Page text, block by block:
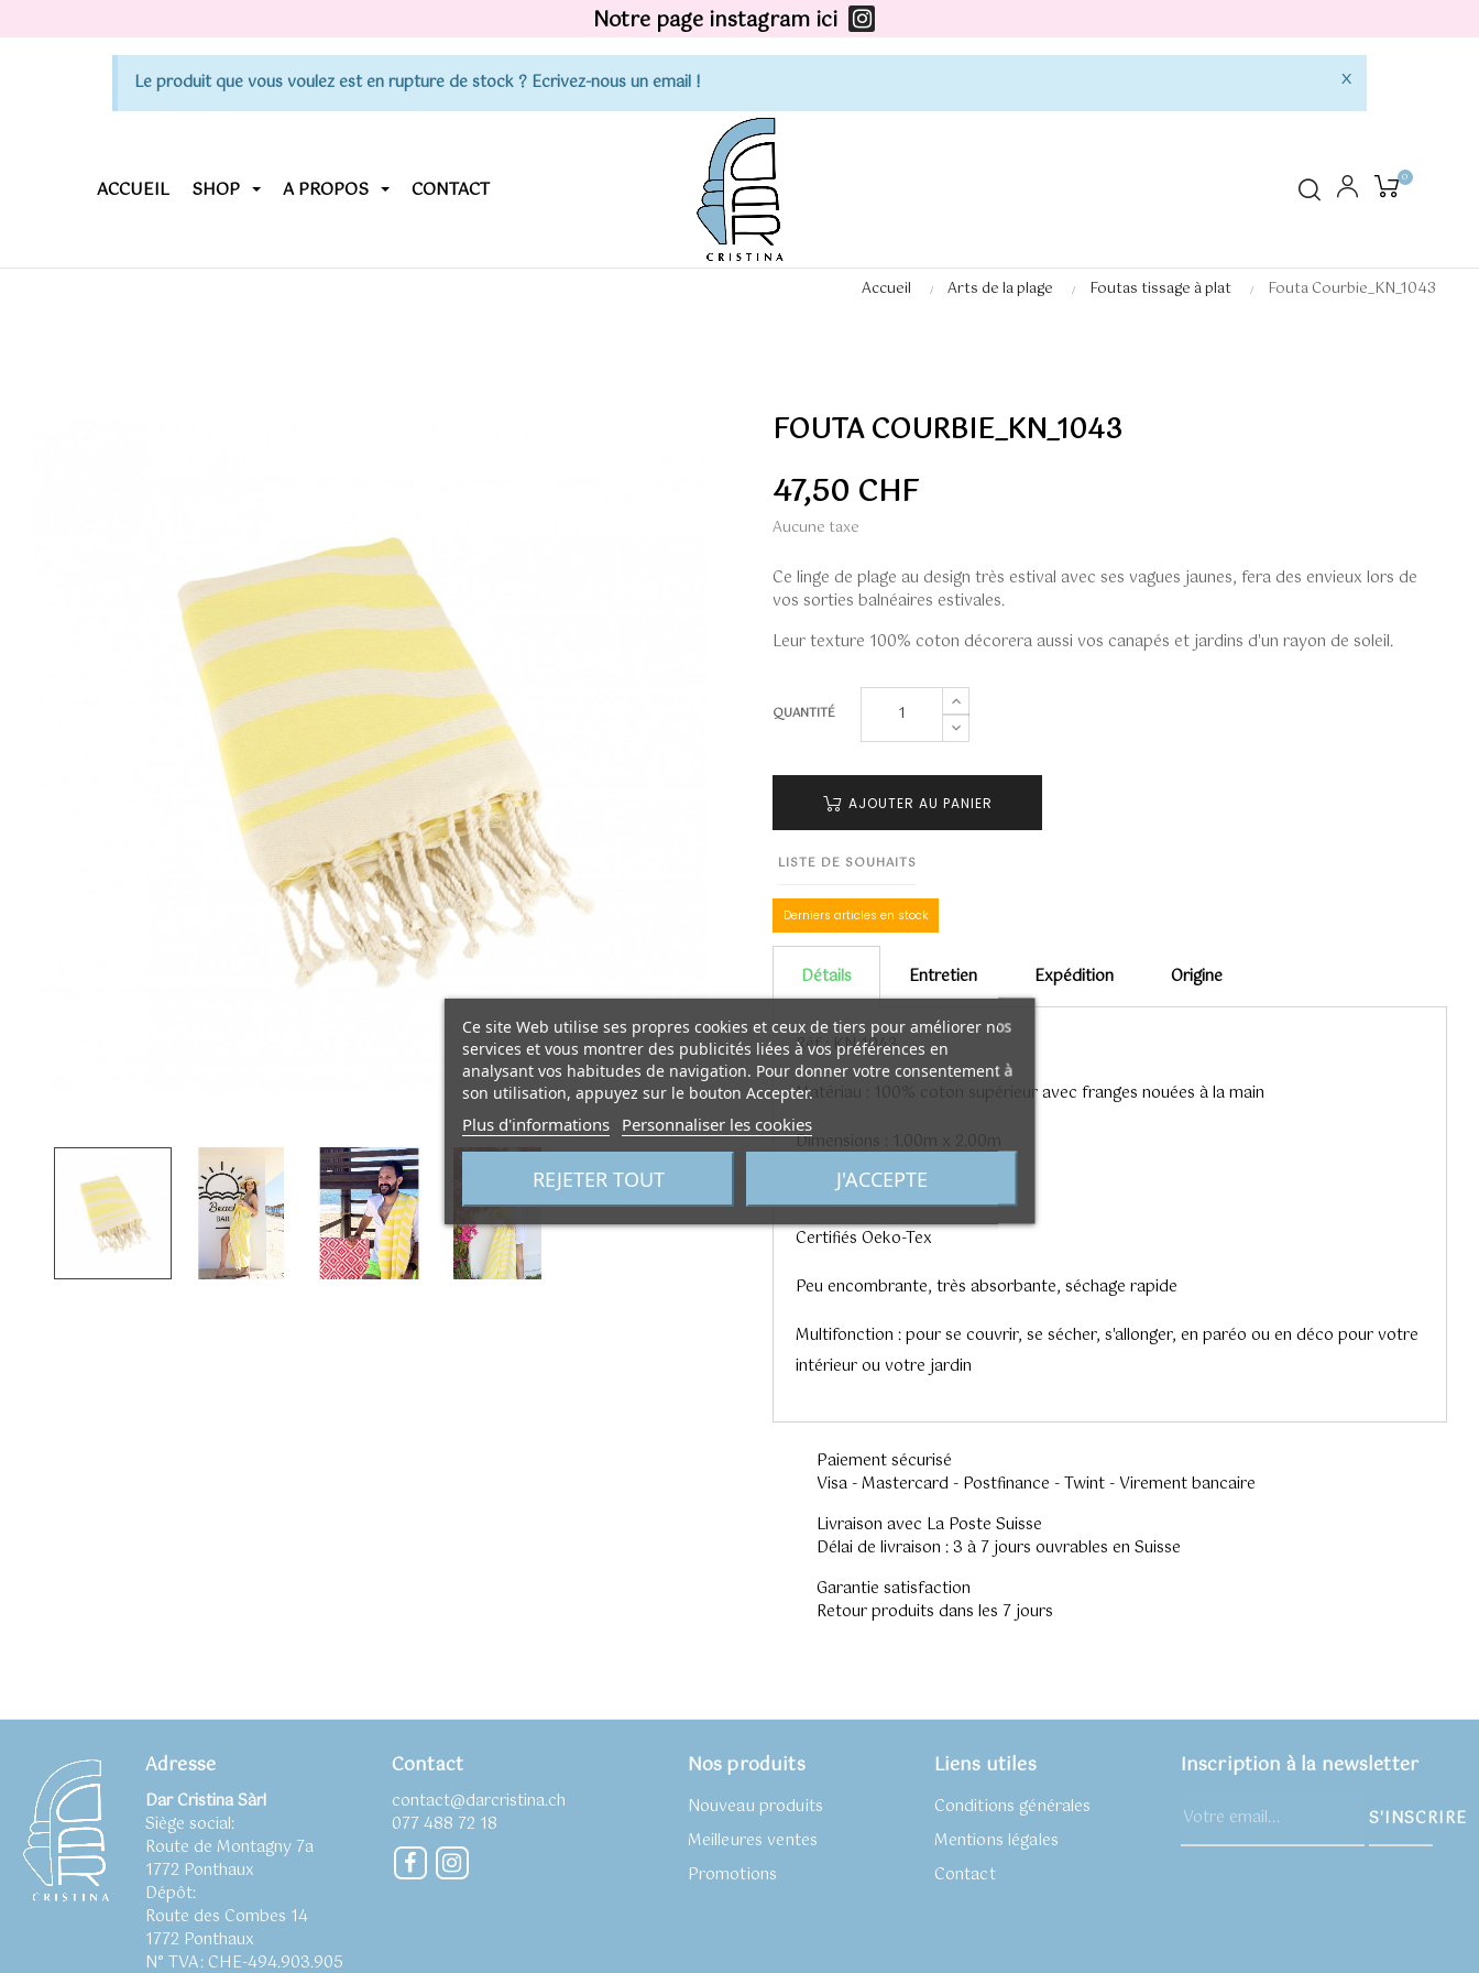
Notre page instagram ici
Le produit que vous voulez est en rupture de stock ? Ecrivez-nous un email ! ×
ACCUEIL SHOP A PROPOS CONTACT 0
Accueil Arts de la plage Foutas tissage à plat Fouta Courbie_KN_1043
FOUTA COURBIE_KN_1043
47,50 CHF
Aucune taxe
Ce linge de plage au design très estival avec ses vagues jaunes, fera des envieux lors de
vos sorties balnéaires estivales.
Leur texture 100% coton décorera aussi vos canapés et jardins d'un rayon de soleil.
QUANTITÉ
AJOUTER AU PANIER
LISTE DE SOUHAITS
Derniers articles en stock
Détails Entretien Expédition Origine
Réf : KN 1043
Matériau : 100% coton supérieur avec franges nouées à la main
Dimensions : 1.00m x 2.00m
Poids : 0.600kg
Certifiés Oeko-Tex
Peu encombrante, très absorbante, séchage rapide
Multifonction :pour se couvrir, se sécher, s'allonger, en paréo ou en déco pour votre
intérieur ou votre jardin
Paiement sécurisé
Visa - Mastercard - Postfinance - Twint - Virement bancaire
Livraison avec La Poste Suisse
Délai de livraison : 3 à 7 jours ouvrables en Suisse
Garantie satisfaction
Retour produits dans les 7 jours
Adresse
Dar Cristina Sàrl
Siège social:
Route de Montagny 7a
1772 Ponthaux
Dépôt:
Route des Combes 14
1772 Ponthaux
N° TVA: CHE-494.903.905
Contact
contact@darcristina.ch
077 488 72 18
Facebook
Nos produits
Nouveau produits
Meilleures ventes
Promotions
Liens utiles
Conditions générales
Mentions légales
Contact
Inscription à la newsletter
S'INSCRIRE
Ce site Web utilise ses propres cookies et ceux de tiers pour améliorer nos
services et vous montrer des publicités liées à vos préférences en
analysant vos habitudes de navigation. Pour donner votre consentement à
son utilisation, appuyez sur le bouton Accepter.
Plus d'informations Personnaliser les cookies
REJETER TOUT J'ACCEPTE